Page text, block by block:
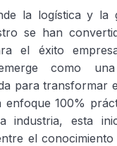
la logística y la
se han
el éxito
como una
para transformar
enfoque 100%
industria, esta
el